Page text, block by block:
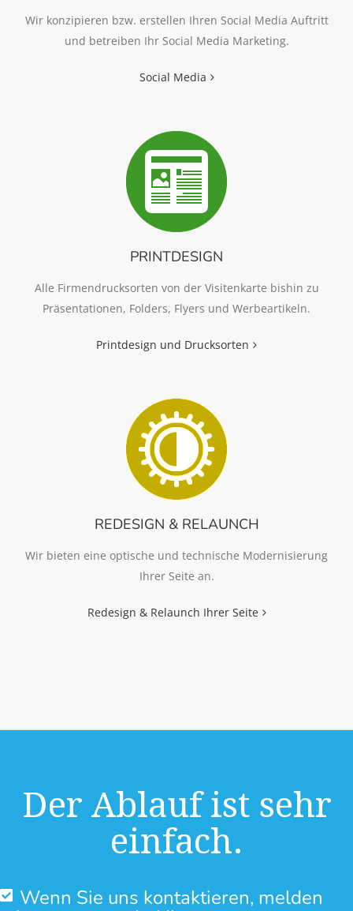
Wir konzipieren bzw. erstellen Ihren Social Media Auftritt
und betreiben Ihr Social Media Marketing.
Social Media
PRINTDESIGN
Alle Firmendrucksorten von der Visitenkarte bishin zu
Präsentationen, Folders, Flyers und Werbeartikeln.
Printdesign und Drucksorten
REDESIGN & RELAUNCH
Wir bieten eine optische und technische Modernisierung
Ihrer Seite an.
Redesign & Relaunch Ihrer Seite
Der Ablauf ist sehr
einfach.
Wenn Sie uns kontaktieren, melden